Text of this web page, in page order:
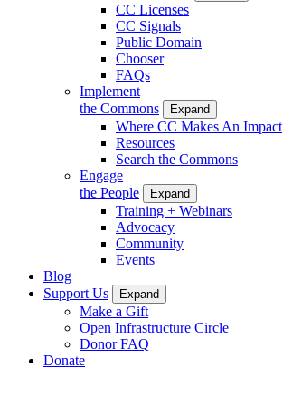
CC Licenses
CC Signals
Public Domain
Chooser
FAQs
Implement
the Commons
Expand
Where CC Makes An Impact
Resources
Search the Commons
Engage
the People
Expand
Training + Webinars
Advocacy
Community
Events
Blog
Support Us
Expand
Make a Gift
Open Infrastructure Circle
Donor FAQ
Donate